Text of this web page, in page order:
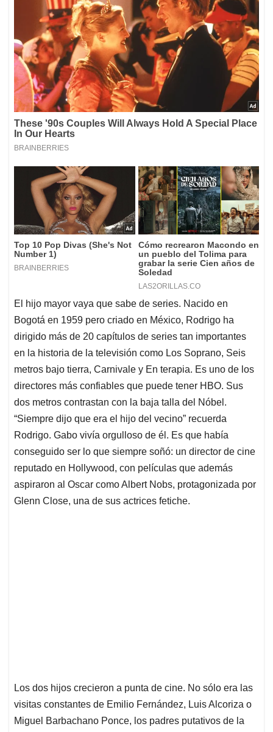
El hijo mayor vaya que sabe de series. Nacido en
Bogotá en 1959 pero criado en México, Rodrigo ha
dirigido más de 20 capítulos de series tan importantes
en la historia de la televisión como Los Soprano, Seis
metros bajo tierra, Carnivale y En terapia. Es uno de los
directores más confiables que puede tener HBO. Sus
dos metros contrastan con la baja talla del Nóbel.
“Siempre dijo que era el hijo del vecino” recuerda
Rodrigo. Gabo vivía orgulloso de él. Es que había
conseguido ser lo que siempre soñó: un director de cine
reputado en Hollywood, con películas que además
aspiraron al Oscar como Albert Nobs, protagonizada por
Glenn Close, una de sus actrices fetiche.
Los dos hijos crecieron a punta de cine. No sólo era las
visitas constantes de Emilio Fernández, Luis Alcoriza o
Miguel Barbachano Ponce, los padres putativos de la